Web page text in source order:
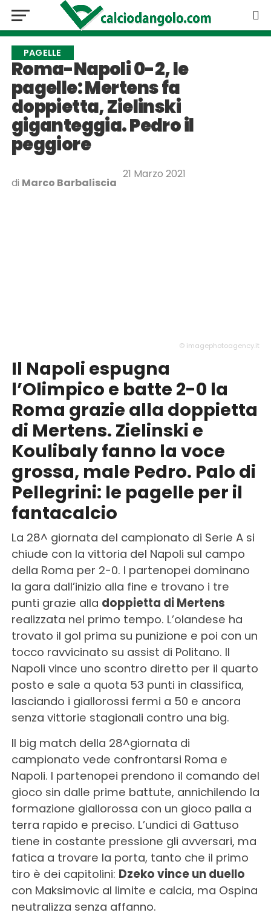
PAGELLE
Roma-Napoli 0-2, le
pagelle: Mertens fa
doppietta, Zielinski
giganteggia. Pedro il
peggiore
di Marco Barbaliscia
21 Marzo 2021
© imagephotoagency.it
Il Napoli espugna
l’Olimpico e batte 2-0 la
Roma grazie alla doppietta
di Mertens. Zielinski e
Koulibaly fanno la voce
grossa, male Pedro. Palo di
Pellegrini: le pagelle per il
fantacalcio
La 28^ giornata del campionato di Serie A si
chiude con la vittoria del Napoli sul campo
della Roma per 2-0. I partenopei dominano
la gara dall’inizio alla fine e trovano i tre
punti grazie alla doppietta di Mertens
realizzata nel primo tempo. L’olandese ha
trovato il gol prima su punizione e poi con un
tocco ravvicinato su assist di Politano. Il
Napoli vince uno scontro diretto per il quarto
posto e sale a quota 53 punti in classifica,
lasciando i giallorossi fermi a 50 e ancora
senza vittorie stagionali contro una big.
Il big match della 28^giornata di
campionato vede confrontarsi Roma e
Napoli. I partenopei prendono il comando del
gioco sin dalle prime battute, annichilendo la
formazione giallorossa con un gioco palla a
terra rapido e preciso. L’undici di Gattuso
tiene in costante pressione gli avversari, ma
fatica a trovare la porta, tanto che il primo
tiro è dei capitolini: Dzeko vince un duello
con Maksimovic al limite e calcia, ma Ospina
neutralizza senza affanno.